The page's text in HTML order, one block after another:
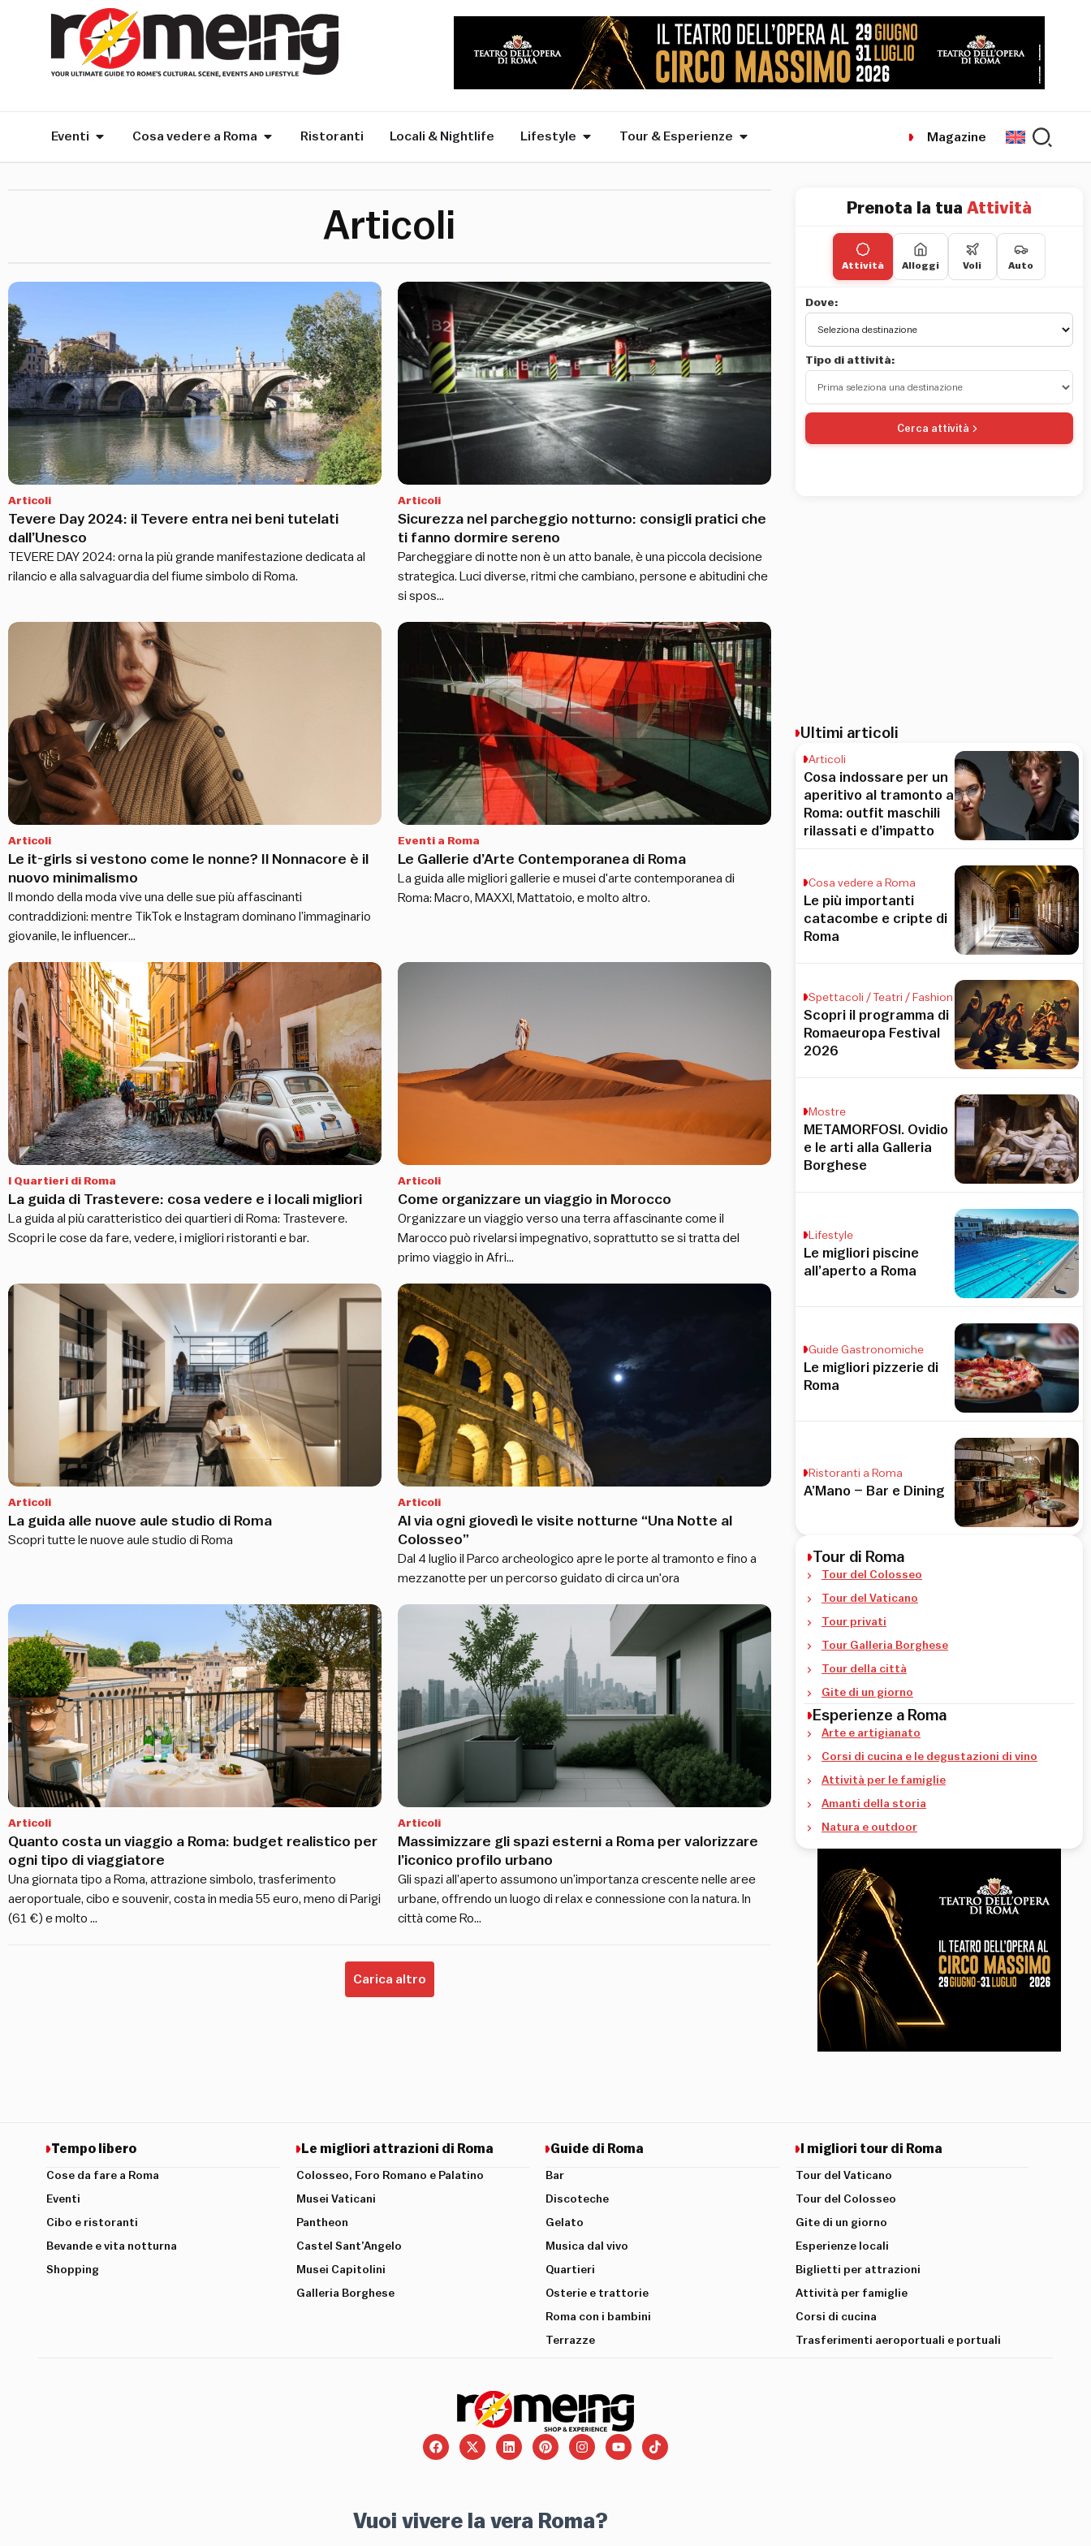
Eventi Cosa vedere a Roma Ristoranti Locali & Nightlife Lifestyle Tour & Esperienze Magazine
Articoli
Articoli
Tevere Day 2024: il Tevere entra nei beni tutelati
dall’Unesco
TEVERE DAY 2024: orna la più grande manifestazione dedicata al
rilancio e alla salvaguardia del fiume simbolo di Roma.
Articoli
Sicurezza nel parcheggio notturno: consigli pratici che
ti fanno dormire sereno
Parcheggiare di notte non è un atto banale, è una piccola decisione
strategica. Luci diverse, ritmi che cambiano, persone e abitudini che
si spos…
Articoli
Le it-girls si vestono come le nonne? Il Nonnacore è il
nuovo minimalismo
Il mondo della moda vive una delle sue più affascinanti
contraddizioni: mentre TikTok e Instagram dominano l’immaginario
giovanile, le influencer…
Eventi a Roma
Le Gallerie d’Arte Contemporanea di Roma
La guida alle migliori gallerie e musei d'arte contemporanea di
Roma: Macro, MAXXI, Mattatoio, e molto altro.
I Quartieri di Roma
La guida di Trastevere: cosa vedere e i locali migliori
La guida al più caratteristico dei quartieri di Roma: Trastevere.
Scopri le cose da fare, vedere, i migliori ristoranti e bar.
Articoli
Come organizzare un viaggio in Morocco
Organizzare un viaggio verso una terra affascinante come il
Marocco può rivelarsi impegnativo, soprattutto se si tratta del
primo viaggio in Afri…
Articoli
La guida alle nuove aule studio di Roma
Scopri tutte le nuove aule studio di Roma
Articoli
Al via ogni giovedì le visite notturne “Una Notte al
Colosseo”
Dal 4 luglio il Parco archeologico apre le porte al tramonto e fino a
mezzanotte per un percorso guidato di circa un'ora
Articoli
Quanto costa un viaggio a Roma: budget realistico per
ogni tipo di viaggiatore
Una giornata tipo a Roma, attrazione simbolo, trasferimento
aeroportuale, cibo e souvenir, costa in media 55 euro, meno di Parigi
(61 €) e molto …
Articoli
Massimizzare gli spazi esterni a Roma per valorizzare
l’iconico profilo urbano
Gli spazi all’aperto assumono un’importanza crescente nelle aree
urbane, offrendo un luogo di relax e connessione con la natura. In
città come Ro…
Carica altro
Prenota la tua Attività
Attività Alloggi Voli Auto
Dove:
Tipo di attività:
Cerca attività
Ultimi articoli
Articoli
Cosa indossare per un
aperitivo al tramonto a
Roma: outfit maschili
rilassati e d’impatto
Cosa vedere a Roma
Le più importanti
catacombe e cripte di
Roma
Spettacoli / Teatri / Fashion
Scopri il programma di
Romaeuropa Festival
2026
Mostre
METAMORFOSI. Ovidio
e le arti alla Galleria
Borghese
Lifestyle
Le migliori piscine
all’aperto a Roma
Guide Gastronomiche
Le migliori pizzerie di
Roma
Ristoranti a Roma
A’Mano – Bar e Dining
Tour di Roma
Tour del Colosseo
Tour del Vaticano
Tour privati
Tour Galleria Borghese
Tour della città
Gite di un giorno
Esperienze a Roma
Arte e artigianato
Corsi di cucina e le degustazioni di vino
Attività per le famiglie
Amanti della storia
Natura e outdoor
Tempo libero
Cose da fare a Roma
Eventi
Cibo e ristoranti
Bevande e vita notturna
Shopping
Le migliori attrazioni di Roma
Colosseo, Foro Romano e Palatino
Musei Vaticani
Pantheon
Castel Sant’Angelo
Musei Capitolini
Galleria Borghese
Guide di Roma
Bar
Discoteche
Gelato
Musica dal vivo
Quartieri
Osterie e trattorie
Roma con i bambini
Terrazze
I migliori tour di Roma
Tour del Vaticano
Tour del Colosseo
Gite di un giorno
Esperienze locali
Biglietti per attrazioni
Attività per famiglie
Corsi di cucina
Trasferimenti aeroportuali e portuali
Vuoi vivere la vera Roma?